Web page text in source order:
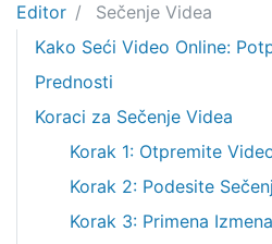
Editor
Sečenje Videа
Kako Seći Video Online:
Prednosti
Koraci za Sečenje Videа
Korak 1: Otpremite
Korak 2: Podesite
Korak 3: Primena Izmena